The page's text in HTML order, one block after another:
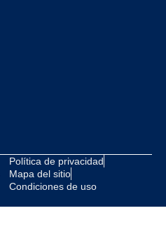
Política de privacidad
Mapa del sitio
Condiciones de uso